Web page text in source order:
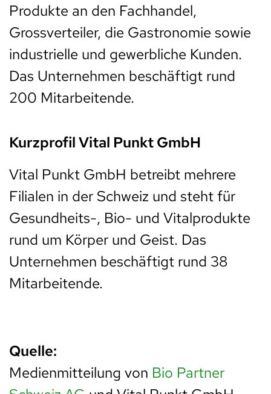
Produkte an den Fachhandel,
Grossverteiler, die Gastronomie sowie
industrielle und gewerbliche Kunden.
Das Unternehmen beschäftigt rund
200 Mitarbeitende.
Kurzprofil Vital Punkt GmbH
Vital Punkt GmbH betreibt mehrere
Filialen in der Schweiz und steht für
Gesundheits-, Bio- und Vitalprodukte
rund um Körper und Geist. Das
Unternehmen beschäftigt rund 38
Mitarbeitende.
Quelle:
Medienmitteilung von Bio Partner